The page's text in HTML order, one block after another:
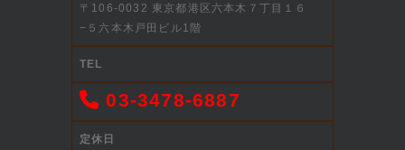
〒106-0032 東京都港区六本木７丁目１６
−５六本木戸田ビル1階
TEL
03-3478-6887
定休日